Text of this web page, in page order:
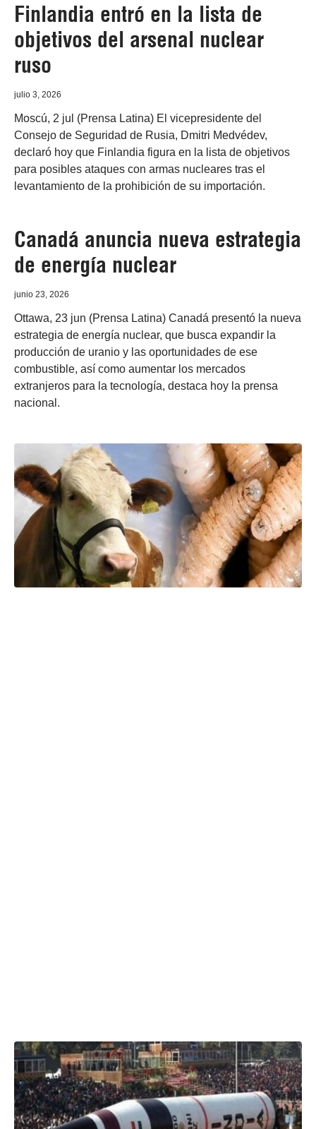
Finlandia entró en la lista de
objetivos del arsenal nuclear
ruso
julio 3, 2026
Moscú, 2 jul (Prensa Latina) El vicepresidente del
Consejo de Seguridad de Rusia, Dmitri Medvédev,
declaró hoy que Finlandia figura en la lista de objetivos
para posibles ataques con armas nucleares tras el
levantamiento de la prohibición de su importación.
Canadá anuncia nueva estrategia
de energía nuclear
junio 23, 2026
Ottawa, 23 jun (Prensa Latina) Canadá presentó la nueva
estrategia de energía nuclear, que busca expandir la
producción de uranio y las oportunidades de ese
combustible, así como aumentar los mercados
extranjeros para la tecnología, destaca hoy la prensa
nacional.